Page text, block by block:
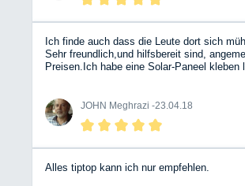
Ich finde auch dass die Leute dort sich
Sehr freundlich,und hilfsbereit sind,
Preisen.Ich habe eine Solar-Paneel kleben
dem nächst TÜV und mein Kuli bei diese
lassen obwohl ich lange fahren muss es
Meghrazi Dipl.-Ing. Auch diesmal bei mein
JOHN Meghrazi -23.04.18
Alles tiptop kann ich nur empfehlen.